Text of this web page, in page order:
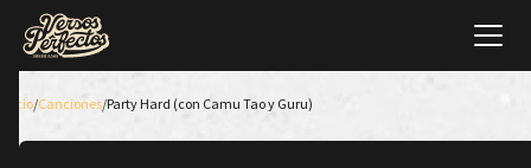
Inicio/Canciones/Party Hard (con Camu Tao y Guru)